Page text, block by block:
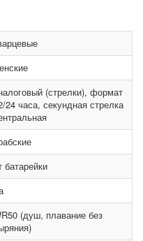
(стрелки), формат
24 часа, секундная стрелка
батарейки
(душ, плавание без